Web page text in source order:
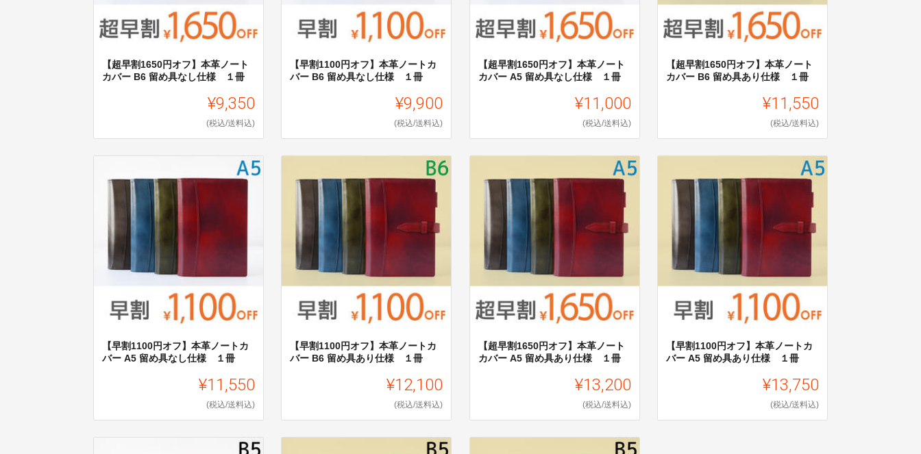
【超早割1650円オフ】本革ノート
カバー B6 留め具なし仕様 １冊
¥9,350
(税込/送料込)
【早割1100円オフ】本革ノートカ
バー B6 留め具なし仕様 １冊
¥9,900
(税込/送料込)
【超早割1650円オフ】本革ノート
カバー A5 留め具なし仕様 １冊
¥11,000
(税込/送料込)
【超早割1650円オフ】本革ノート
カバー B6 留め具あり仕様 １冊
¥11,550
(税込/送料込)
【早割1100円オフ】本革ノートカ
バー A5 留め具なし仕様 １冊
¥11,550
(税込/送料込)
【早割1100円オフ】本革ノートカ
バー B6 留め具あり仕様 １冊
¥12,100
(税込/送料込)
【超早割1650円オフ】本革ノート
カバー A5 留め具あり仕様 １冊
¥13,200
(税込/送料込)
【早割1100円オフ】本革ノートカ
バー A5 留め具あり仕様 １冊
¥13,750
(税込/送料込)